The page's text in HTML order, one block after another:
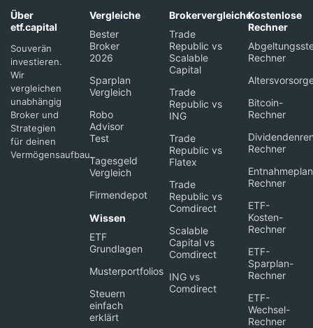
Über
etf.capital
Souverän
investieren.
Wir
vergleichen
unabhängig
Broker und
Strategien
für deinen
Vermögensaufbau.
Vergleiche
Bester
Broker
2026
Sparplan
Vergleich
Robo
Advisor
Test
Tagesgeld
Vergleich
Firmendepot
Wissen
ETF
Grundlagen
Musterportfolios
Steuern
einfach
erklärt
Brokervergleiche
Trade
Republic vs
Scalable
Capital
Trade
Republic vs
ING
Trade
Republic vs
Flatex
Trade
Republic vs
Comdirect
Scalable
Capital vs
Comdirect
ING vs
Comdirect
Kostenlose
Rechner
Rechner
Bitcoin-
Rechner
Rechner
Rechner
ETF-
Kosten-
Rechner
ETF-
Sparplan-
Rechner
ETF-
Wechsel-
Rechner